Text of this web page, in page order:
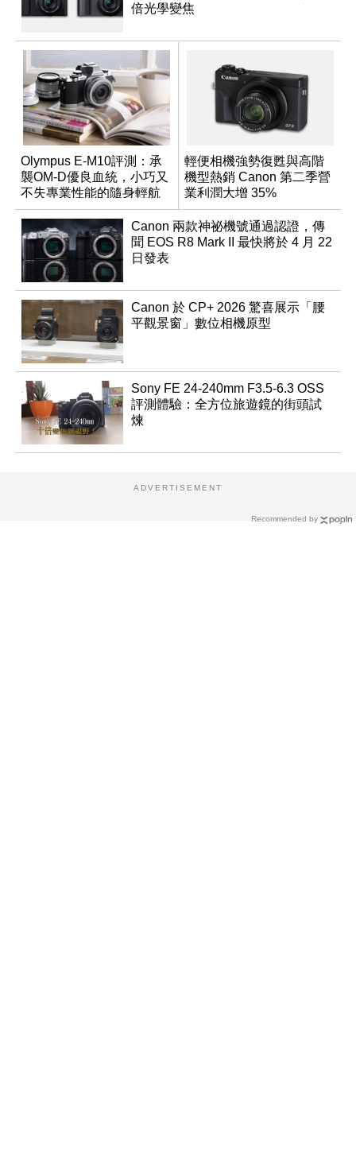
倍光學變焦
Olympus E-M10評測：承
襲OM-D優良血統，小巧又
不失專業性能的隨身輕航
機
輕便相機強勢復甦與高階
機型熱銷 Canon 第二季營
業利潤大增 35%
Canon 兩款神祕機號通過認證，傳
聞 EOS R8 Mark II 最快將於 4 月 22
日發表
Canon 於 CP+ 2026 驚喜展示「腰
平觀景窗」數位相機原型
Sony FE 24-240mm F3.5-6.3 OSS
評測體驗：全方位旅遊鏡的街頭試
煉
Recommended by
ADVERTISEMENT